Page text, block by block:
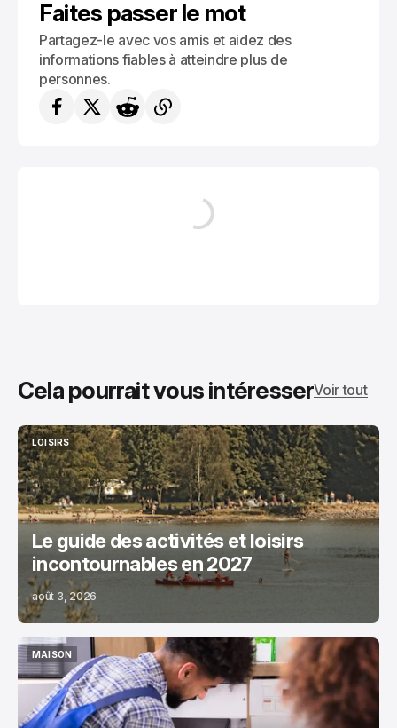
Faites passer le mot
Partagez-le avec vos amis et aidez des
informations fiables à atteindre plus de
personnes.
Cela pourrait vous intéresserVoir tout
LOISIRS
LOISIRS
Le guide des activités et loisirs
incontournables en 2027
août 3, 2026
MAISON
MAISON